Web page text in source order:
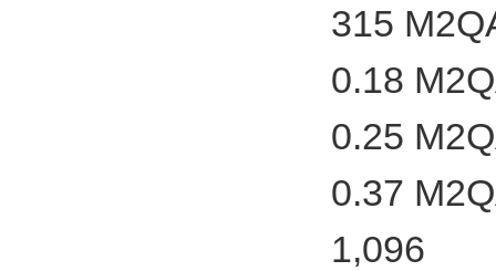
315
0.18
0.25
0.37
1,096